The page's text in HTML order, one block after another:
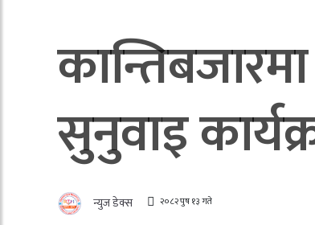
सुनुवाइ
न्युज डेक्स २०८२ पुष १३ गते